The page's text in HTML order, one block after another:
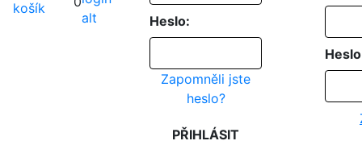
Heslo:
Zapomněli jste
heslo?
PŘIHLÁSIT